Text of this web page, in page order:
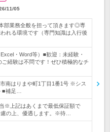
11/05
部業務全般を担って頂きます◎専
れる環境です（専門知識は入行後
・Word等）■歓迎：未経験・
経験は不問です！ぜひ積極的なチ
南はりまや町1丁目1番1号 ※シス
■補足…
※上記はあくまで最低保証額で
の上、優遇します。※待…